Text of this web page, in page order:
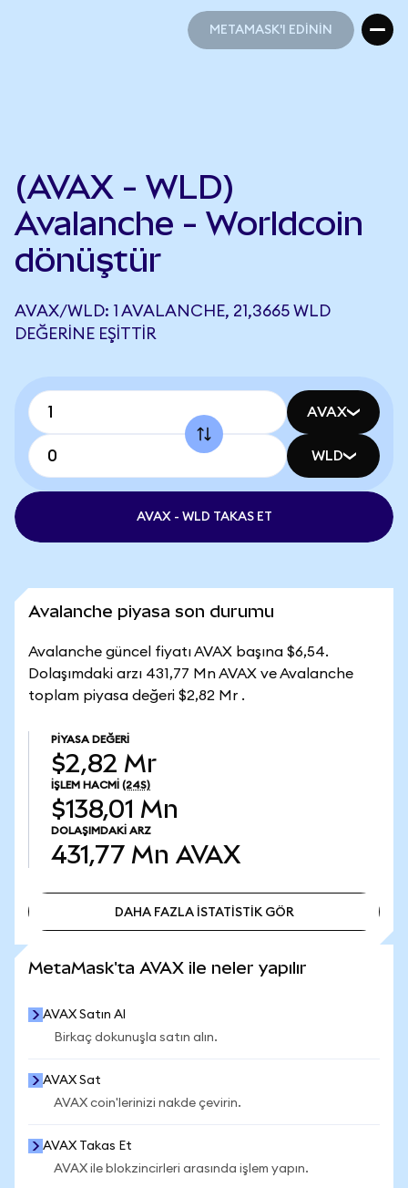
METAMASK'I EDİNİN
(AVAX - WLD)
Avalanche - Worldcoin
dönüştür
AVAX/WLD: 1 AVALANCHE, 21,3665 WLD
DEĞERINE EŞITTIR
AVAX
WLD
AVAX - WLD TAKAS ET
Avalanche piyasa son durumu
Avalanche güncel fiyatı AVAX başına $6,54.
Dolaşımdaki arzı 431,77 Mn AVAX ve Avalanche
toplam piyasa değeri $2,82 Mr .
PIYASA DEĞERI
$2,82 Mr
İŞLEM HACMI (24S)
$138,01 Mn
DOLAŞIMDAKI ARZ
431,77 Mn AVAX
DAHA FAZLA İSTATİSTİK GÖR
MetaMask'ta AVAX ile neler yapılır
AVAX Satın Al
Birkaç dokunuşla satın alın.
AVAX Sat
AVAX coin'lerinizi nakde çevirin.
AVAX Takas Et
AVAX ile blokzincirleri arasında işlem yapın.